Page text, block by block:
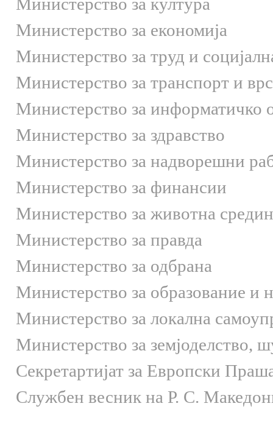
Министерство за економија
Министерство за труд и
Министерство за транспорт и
Министерство за информатичко
Министерство за здравство
Министерство за надворешни
Министерство за финансии
Министерство за животна
Министерство за правда
Министерство за одбрана
Министерство за образование и
Министерство за локална
Министерство за земјоделство,
Секретартијат за Европски
Службен весник на Р. С.